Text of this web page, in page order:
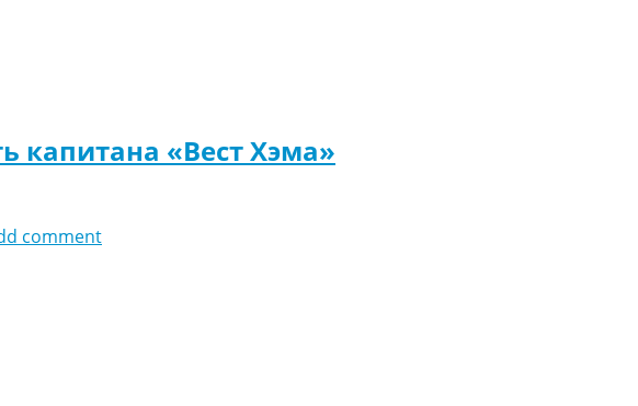
капитана «Вест Хэма»
comment